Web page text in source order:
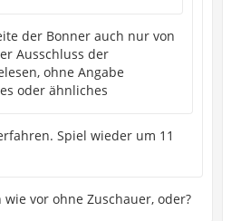
der Bonner auch nur von
Ausschluss der
ohne Angabe
oder ähnliches
Spiel wieder um 11
vor ohne Zuschauer, oder?